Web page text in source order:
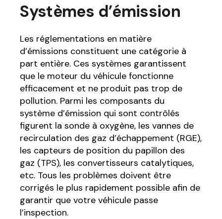
Systèmes d’émission
Les réglementations en matière
d’émissions constituent une catégorie à
part entière. Ces systèmes garantissent
que le moteur du véhicule fonctionne
efficacement et ne produit pas trop de
pollution. Parmi les composants du
système d’émission qui sont contrôlés
figurent la sonde à oxygène, les vannes de
recirculation des gaz d’échappement (RGE),
les capteurs de position du papillon des
gaz (TPS), les convertisseurs catalytiques,
etc. Tous les problèmes doivent être
corrigés le plus rapidement possible afin de
garantir que votre véhicule passe
l’inspection.